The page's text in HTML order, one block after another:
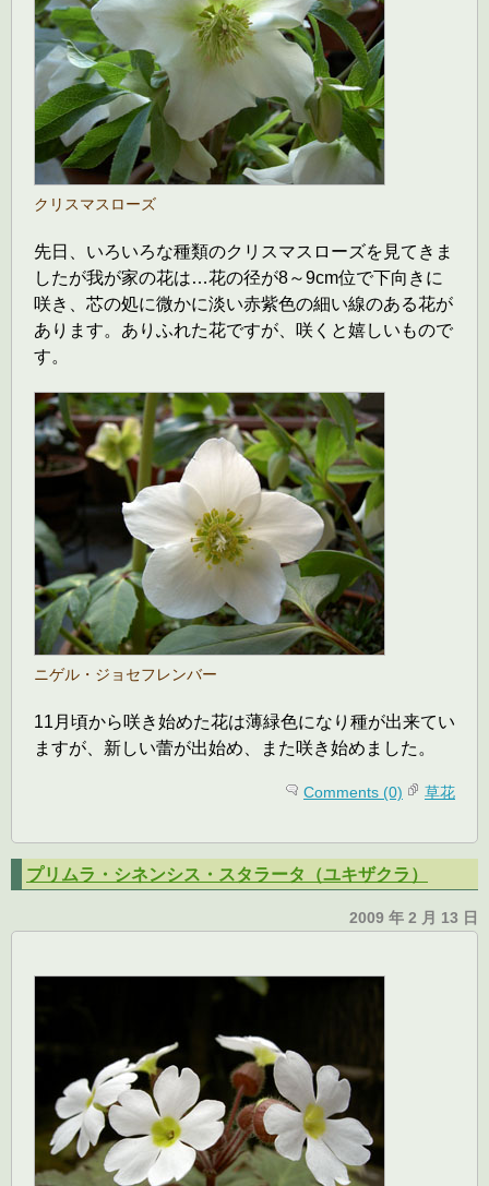
クリスマスローズ
先日、いろいろな種類のクリスマスローズを見てきま
したが我が家の花は…花の径が8～9cm位で下向きに
咲き、芯の処に微かに淡い赤紫色の細い線のある花が
あります。ありふれた花ですが、咲くと嬉しいもので
す。
ニゲル・ジョセフレンバー
11月頃から咲き始めた花は薄緑色になり種が出来てい
ますが、新しい蕾が出始め、また咲き始めました。
Comments (0) 草花
プリムラ・シネンシス・スタラータ（ユキザクラ）
2009 年 2 月 13 日